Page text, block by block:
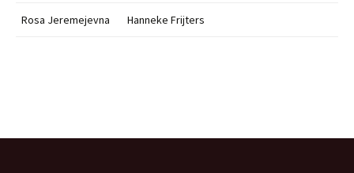
Rosa Jeremejevna Hanneke Frijters